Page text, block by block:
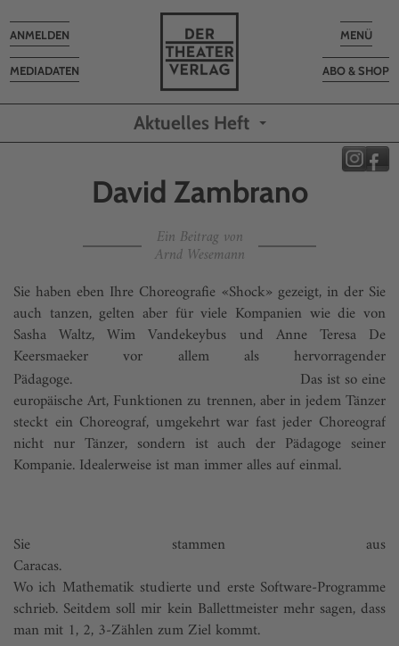
Toggle
MENÜ
ABO & SHOP
MEDIADATEN
Toggle
navigation
ANMELDEN
Aktuelles Heft
David Zambrano
Ein Beitrag von
Arnd Wesemann
Sie haben eben Ihre Choreografie «Shock» gezeigt, in der Sie
auch tanzen, gelten aber für viele Kompanien wie die von
Sasha Waltz, Wim Vandekeybus und Anne Teresa De
Keersmaeker vor allem als hervorragender
Pädagoge.
Das ist so eine
europäische Art, Funktionen zu trennen, aber in jedem Tänzer
steckt ein Choreograf, umgekehrt war fast jeder Choreograf
nicht nur Tänzer, sondern ist auch der Pädagoge seiner
Kompanie. Idealerweise ist man immer alles auf einmal.
Sie stammen aus
Wo ich Mathematik studierte und erste Software-Programme
schrieb. Seitdem soll mir kein Ballettmeister mehr sagen, dass
man mit 1, 2, 3-Zählen zum Ziel kommt.